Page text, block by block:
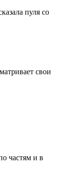
пуля со
свои
частям и в